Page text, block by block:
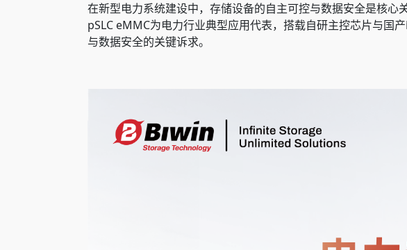
在新型电力系统建设中，存储设备的自主可控与数据安全是核心
pSLC eMMC为电力行业典型应用代表，搭载自研主控芯片与国
与数据安全的关键诉求。